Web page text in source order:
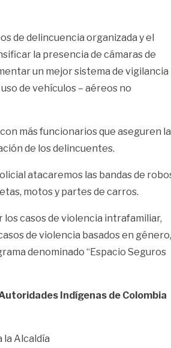
de delincuencia organizada y el
la presencia de cámaras de
un mejor sistema de vigilancia
de vehículos – aéreos no
más funcionarios que aseguren la
de los delincuentes.
atacaremos las bandas de
motos y partes de carros.
casos de violencia intrafamiliar,
de violencia basados en género,
denominado “Espacio Seguros
Indígenas de Colombia